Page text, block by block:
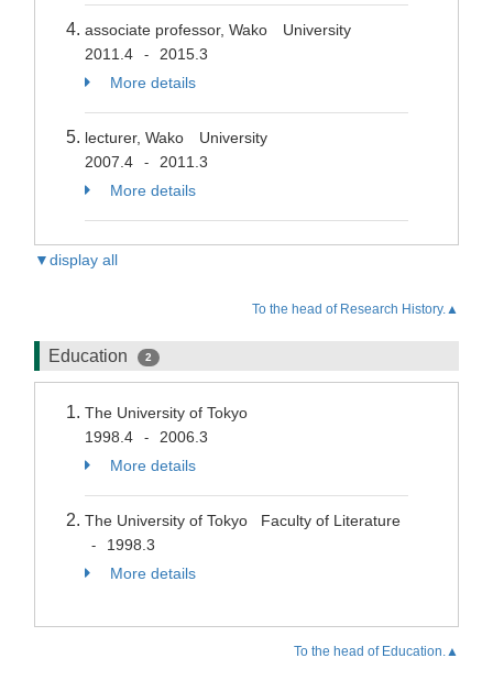
associate professor, Wako University
2011.4
-
2015.3
More details
lecturer, Wako University
2007.4
-
2011.3
More details
▼display all
To the head of Research History.▲
Education 2
The University of Tokyo
1998.4
-
2006.3
More details
The University of Tokyo Faculty of Literature
-
1998.3
More details
To the head of Education.▲